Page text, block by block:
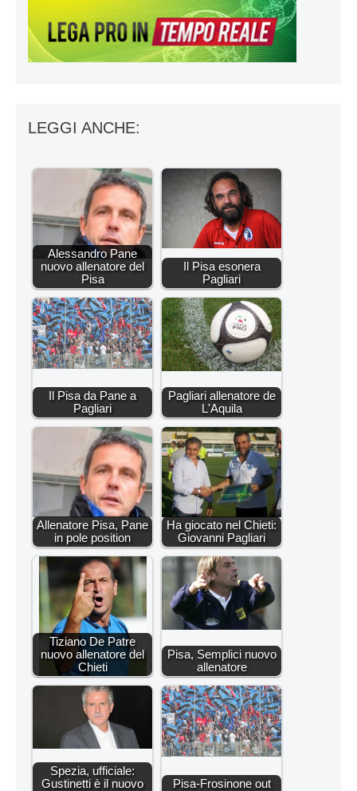
LEGGI ANCHE:
Alessandro Pane
nuovo allenatore del
Pisa
Il Pisa esonera
Pagliari
Il Pisa da Pane a
Pagliari
Pagliari allenatore de
L'Aquila
Allenatore Pisa, Pane
in pole position
Ha giocato nel Chieti:
Giovanni Pagliari
Tiziano De Patre
nuovo allenatore del
Chieti
Pisa, Semplici nuovo
allenatore
Spezia, ufficiale:
Gustinetti è il nuovo
Pisa-Frosinone out